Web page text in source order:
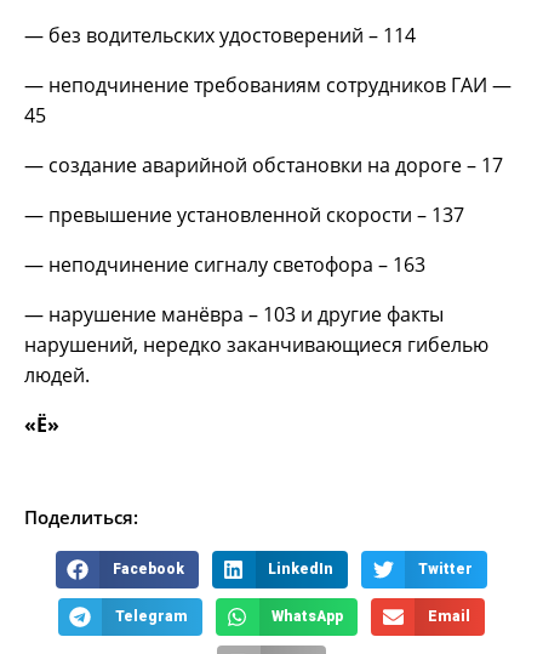
— без водительских удостоверений – 114
— неподчинение требованиям сотрудников ГАИ —
45
— создание аварийной обстановки на дороге – 17
— превышение установленной скорости – 137
— неподчинение сигналу светофора – 163
— нарушение манёвра – 103 и другие факты
нарушений, нередко заканчивающиеся гибелью
людей.
«Ё»
Поделиться:
Facebook LinkedIn Twitter
Telegram WhatsApp Email